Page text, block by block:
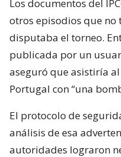
Los documentos del
otros episodios que no
disputaba el torneo.
publicada por un
aseguró que asistiría
Portugal con “una
El protocolo de
análisis de esa
autoridades lograron